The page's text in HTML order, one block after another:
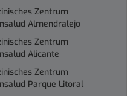
Zentrum
Almendralejo
Zentrum
Alicante
Zentrum
Parque Litoral